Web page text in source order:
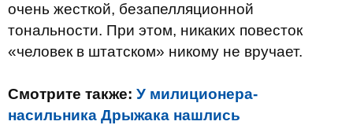
очень жесткой, безапелляционной
тональности. При этом, никаких повесток
«человек в штатском» никому не вручает.
Смотрите также: У милиционера-
насильника Дрыжака нашлись